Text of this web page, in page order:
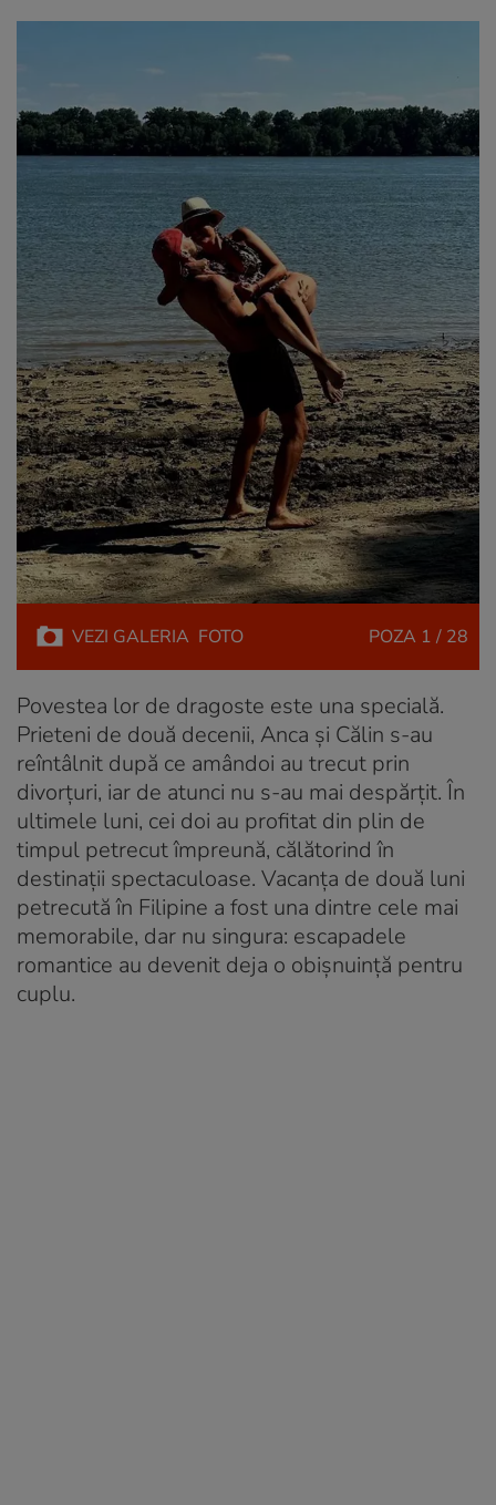
VEZI GALERIA FOTO POZA 1 / 28
Povestea lor de dragoste este una specială.
Prieteni de două decenii, Anca și Călin s-au
reîntâlnit după ce amândoi au trecut prin
divorțuri, iar de atunci nu s-au mai despărțit. În
ultimele luni, cei doi au profitat din plin de
timpul petrecut împreună, călătorind în
destinații spectaculoase. Vacanța de două luni
petrecută în Filipine a fost una dintre cele mai
memorabile, dar nu singura: escapadele
romantice au devenit deja o obișnuință pentru
cuplu.